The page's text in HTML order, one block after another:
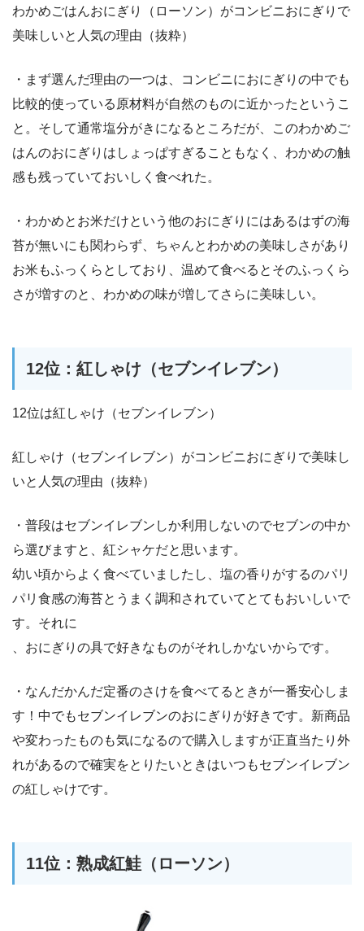
わかめごはんおにぎり（ローソン）がコンビニおにぎりで
美味しいと人気の理由（抜粋）
・まず選んだ理由の一つは、コンビニにおにぎりの中でも
比較的使っている原材料が自然のものに近かったというこ
と。そして通常塩分がきになるところだが、このわかめご
はんのおにぎりはしょっぱすぎることもなく、わかめの触
感も残っていておいしく食べれた。
・わかめとお米だけという他のおにぎりにはあるはずの海
苔が無いにも関わらず、ちゃんとわかめの美味しさがあり
お米もふっくらとしており、温めて食べるとそのふっくら
さが増すのと、わかめの味が増してさらに美味しい。
12位：紅しゃけ（セブンイレブン）
12位は紅しゃけ（セブンイレブン）
紅しゃけ（セブンイレブン）がコンビニおにぎりで美味し
いと人気の理由（抜粋）
・普段はセブンイレブンしか利用しないのでセブンの中か
ら選びますと、紅シャケだと思います。
幼い頃からよく食べていましたし、塩の香りがするのパリ
パリ食感の海苔とうまく調和されていてとてもおいしいで
す。それに
、おにぎりの具で好きなものがそれしかないからです。
・なんだかんだ定番のさけを食べてるときが一番安心しま
す！中でもセブンイレブンのおにぎりが好きです。新商品
や変わったものも気になるので購入しますが正直当たり外
れがあるので確実をとりたいときはいつもセブンイレブン
の紅しゃけです。
11位：熟成紅鮭（ローソン）